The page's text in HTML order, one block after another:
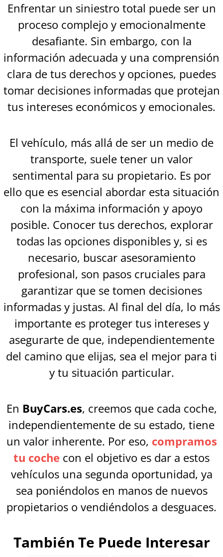
Enfrentar un siniestro total puede ser un
proceso complejo y emocionalmente
desafiante. Sin embargo, con la
información adecuada y una comprensión
clara de tus derechos y opciones, puedes
tomar decisiones informadas que protejan
tus intereses económicos y emocionales.
El vehículo, más allá de ser un medio de
transporte, suele tener un valor
sentimental para su propietario. Es por
ello que es esencial abordar esta situación
con la máxima información y apoyo
posible. Conocer tus derechos, explorar
todas las opciones disponibles y, si es
necesario, buscar asesoramiento
profesional, son pasos cruciales para
garantizar que se tomen decisiones
informadas y justas. Al final del día, lo más
importante es proteger tus intereses y
asegurarte de que, independientemente
del camino que elijas, sea el mejor para ti
y tu situación particular.
En BuyCars.es, creemos que cada coche,
independientemente de su estado, tiene
un valor inherente. Por eso, compramos
tu coche con el objetivo es dar a estos
vehículos una segunda oportunidad, ya
sea poniéndolos en manos de nuevos
propietarios o vendiéndolos a desguaces.
También Te Puede Interesar